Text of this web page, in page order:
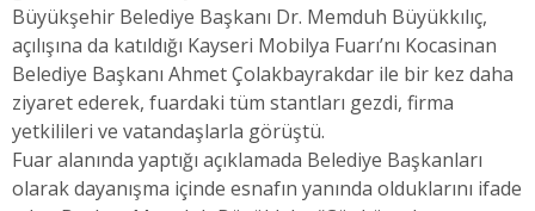
Büyükşehir Belediye Başkanı Dr. Memduh Büyükkılıç,
açılışına da katıldığı Kayseri Mobilya Fuarı’nı Kocasinan
Belediye Başkanı Ahmet Çolakbayrakdar ile bir kez daha
ziyaret ederek, fuardaki tüm stantları gezdi, firma
yetkilileri ve vatandaşlarla görüştü.
Fuar alanında yaptığı açıklamada Belediye Başkanları
olarak dayanışma içinde esnafın yanında olduklarını ifade